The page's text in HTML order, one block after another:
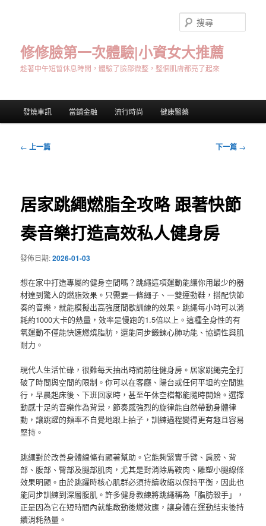
修修臉第一次體驗|小資女大推薦
趁著中午短暫休息時間，體驗了臉部微整，整個肌膚都亮了起來
尋
發燒車訊 當鋪金融 流行時尚 健康醫藥
文
← 上一篇 下一篇 →
居家跳繩燃脂全攻略 跟著快節
奏音樂打造高效私人健身房
發佈日期:2026-01-03
想在家中打造專屬的健身空間嗎？跳繩這項運動能讓你用最少的器
材達到驚人的燃脂效果。只需要一條繩子、一雙運動鞋，搭配快節
奏的音樂，就能模擬出高強度間歇訓練的效果。跳繩每小時可以消
耗約1000大卡的熱量，效率是慢跑的1.5倍以上。這種全身性的有
氧運動不僅能快速燃燒脂肪，還能同步鍛鍊心肺功能、協調性與肌
耐力。
現代人生活忙碌，很難每天抽出時間前往健身房。居家跳繩完全打
破了時間與空間的限制。你可以在客廳、陽台或任何平坦的空間進
行，早晨起床後、下班回家時，甚至午休空檔都能隨時開始。選擇
動感十足的音樂作為背景，節奏感強烈的旋律能自然帶動身體律
動，讓跳躍的頻率不自覺地跟上拍子，訓練過程變得更有趣且容易
堅持。
跳繩對於改善身體線條有顯著幫助。它能夠緊實手臂、肩膀、背
部、腹部、臀部及腿部肌肉，尤其是對消除馬鞍肉、雕塑小腿線條
效果明顯。由於跳躍時核心肌群必須持續收縮以保持平衡，因此也
能同步訓練到深層腹肌。許多健身教練將跳繩稱為「脂肪殺手」，
正是因為它在短時間內就能啟動後燃效應，讓身體在運動結束後持
續消耗熱量。